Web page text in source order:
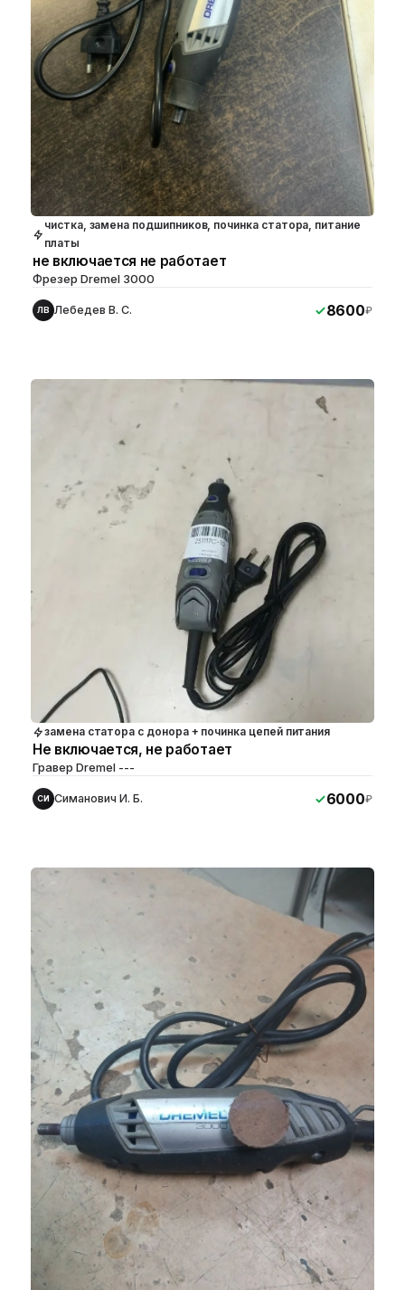
чистка, замена подшипников, починка статора, питание
платы
не включается не работает
Фрезер Dremel 3000
ЛВ Лебедев В. С. 8600₽
замена статора с донора + починка цепей питания
Не включается, не работает
Гравер Dremel ---
СИ Симанович И. Б. 6000₽